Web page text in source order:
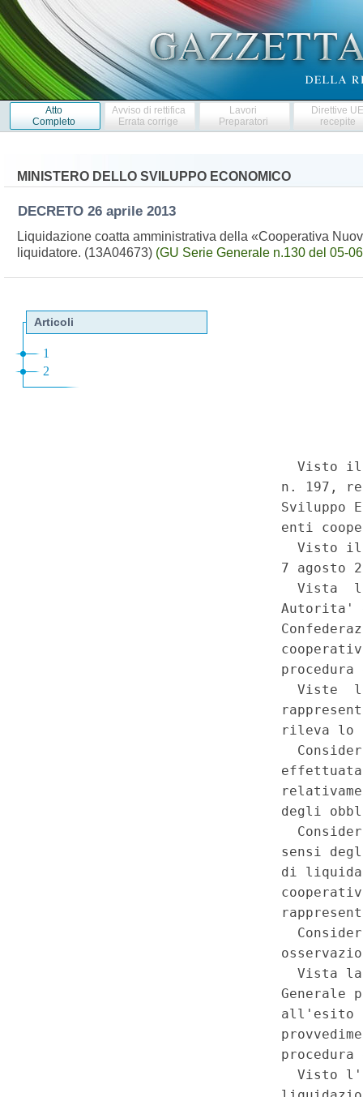
Atto
Completo
Avviso di rettifica
Errata corrige
Lavori
Preparatori
Direttive
recepite
MINISTERO DELLO SVILUPPO ECONOMICO
DECRETO 26 aprile 2013
Liquidazione coatta amministrativa della «Cooperativa
liquidatore. (13A04673) (GU Serie Generale n.130 del 05-